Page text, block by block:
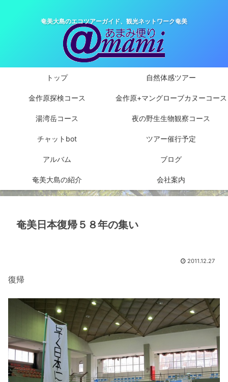
奄美大島のエコツアーガイド、観光ネットワーク奄美
トップ 自然体感ツアー
金作原探検コース 金作原+マングローブカヌーコース
湯湾岳コース 夜の野生生物観察コース
チャットbot ツアー催行予定
アルバム ブログ
奄美大島の紹介 会社案内
奄美日本復帰５８年の集い
2011.12.27
復帰